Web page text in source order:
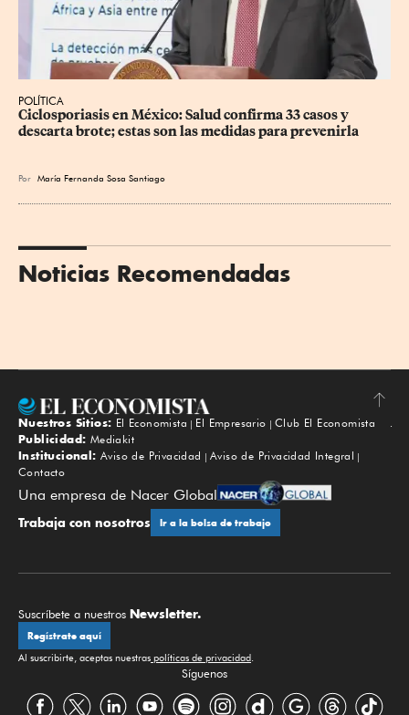
POLÍTICA
Ciclosporiasis en México: Salud confirma 33 casos y
descarta brote; estas son las medidas para prevenirla
Por María Fernanda Sosa Santiago
Noticias Recomendadas
Subir
Nuestros Sitios: El Economista El Empresario
Club El Economista
Publicidad: Mediakit
Institucional: Aviso de Privacidad
Aviso de Privacidad Integral
Contacto
Una empresa de Nacer Global
Trabaja con nosotros Ir a la bolsa de trabajo
Suscríbete a nuestros Newsletter.
Regístrate aquí
Al suscribirte, aceptas nuestras políticas de privacidad.
Síguenos